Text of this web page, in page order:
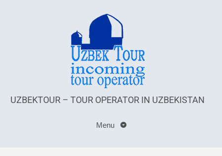
UZBEKTOUR – TOUR OPERATOR IN UZBEKISTAN
Menu